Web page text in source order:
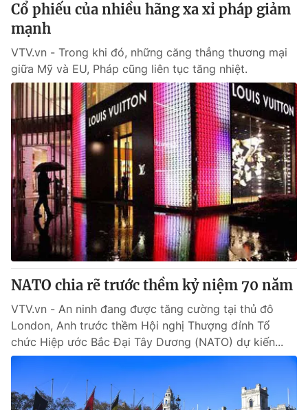
Cổ phiếu của nhiều hãng xa xỉ pháp giảm
mạnh
VTV.vn - Trong khi đó, những căng thẳng thương mại
giữa Mỹ và EU, Pháp cũng liên tục tăng nhiệt.
NATO chia rẽ trước thềm kỷ niệm 70 năm
VTV.vn - An ninh đang được tăng cường tại thủ đô
London, Anh trước thềm Hội nghị Thượng đỉnh Tổ
chức Hiệp ước Bắc Đại Tây Dương (NATO) dự kiến...